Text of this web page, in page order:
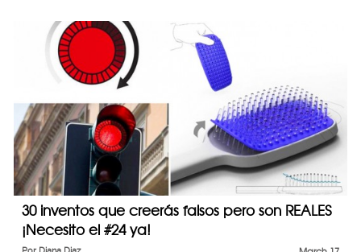
30 inventos que creerás falsos pero son REALES
¡Necesito el #24 ya!